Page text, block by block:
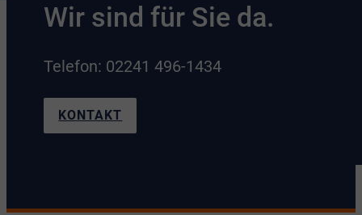
Wir sind für Sie da.
Telefon: 02241 496-1434
KONTAKT